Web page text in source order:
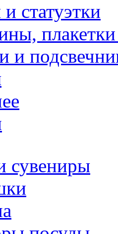
статуэтки
и
сувениры